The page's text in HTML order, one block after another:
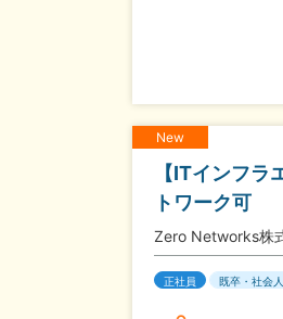
New
【ITインフ
トワーク可
Zero Networks株
正社員 既卒・社会